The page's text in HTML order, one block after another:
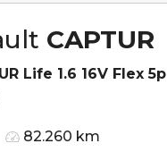
CAPTUR
Life 1.6 16V Flex
82.260 km